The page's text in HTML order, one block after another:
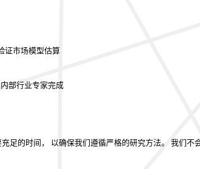
证市场模型估算
部行业专家完成
足的时间， 以确保我们遵循严格的研究方法。 我们不